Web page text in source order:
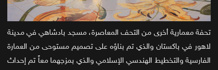
تحفة معمارية أخرى من التحف المعاصرة، مسجد بادشاهي في مدينة
لاهور في باكستان والذي تم بناؤه على تصميم مستوحى من العمارة
الفارسية والتخطيط الهندسي الإسلامي والذي بمزجهما معاً تم إحداث